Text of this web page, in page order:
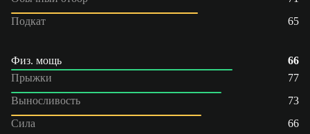
Подкат
65
Физ. мощь
66
Прыжки
77
Выносливость
73
Сила
66